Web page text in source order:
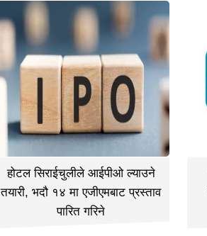
होटल सिराईचुलीले आईपीओ ल्याउने
तयारी, भदौ १४ मा एजीएमबाट प्रस्ताव
पारित गरिने